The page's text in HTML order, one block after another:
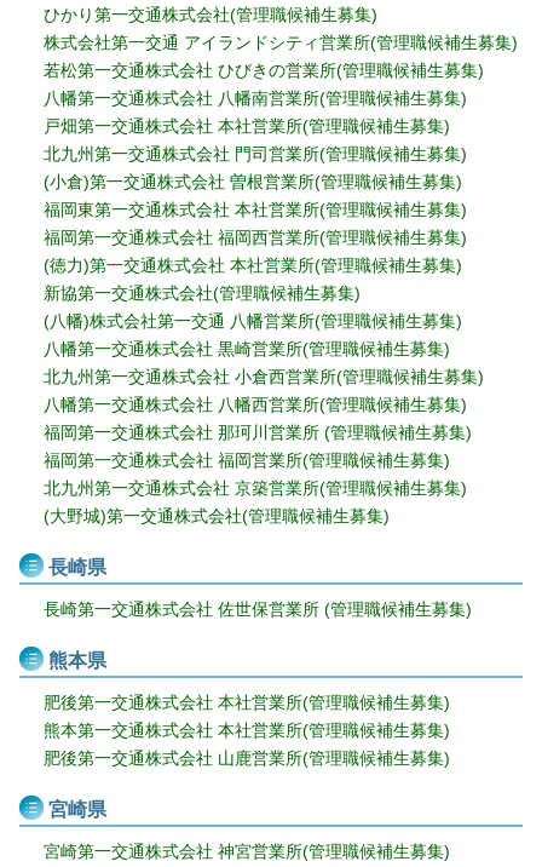
ひかり第一交通株式会社(管理職候補生募集)
株式会社第一交通 アイランドシティ営業所(管理職候補生募集)
若松第一交通株式会社 ひびきの営業所(管理職候補生募集)
八幡第一交通株式会社 八幡南営業所(管理職候補生募集)
戸畑第一交通株式会社 本社営業所(管理職候補生募集)
北九州第一交通株式会社 門司営業所(管理職候補生募集)
(小倉)第一交通株式会社 曽根営業所(管理職候補生募集)
福岡東第一交通株式会社 本社営業所(管理職候補生募集)
福岡第一交通株式会社 福岡西営業所(管理職候補生募集)
(徳力)第一交通株式会社 本社営業所(管理職候補生募集)
新協第一交通株式会社(管理職候補生募集)
(八幡)株式会社第一交通 八幡営業所(管理職候補生募集)
八幡第一交通株式会社 黒崎営業所(管理職候補生募集)
北九州第一交通株式会社 小倉西営業所(管理職候補生募集)
八幡第一交通株式会社 八幡西営業所(管理職候補生募集)
福岡第一交通株式会社 那珂川営業所 (管理職候補生募集)
福岡第一交通株式会社 福岡営業所(管理職候補生募集)
北九州第一交通株式会社 京築営業所(管理職候補生募集)
(大野城)第一交通株式会社(管理職候補生募集)
長崎県
長崎第一交通株式会社 佐世保営業所 (管理職候補生募集)
熊本県
肥後第一交通株式会社 本社営業所(管理職候補生募集)
熊本第一交通株式会社 本社営業所(管理職候補生募集)
肥後第一交通株式会社 山鹿営業所(管理職候補生募集)
宮崎県
宮崎第一交通株式会社 神宮営業所(管理職候補生募集)